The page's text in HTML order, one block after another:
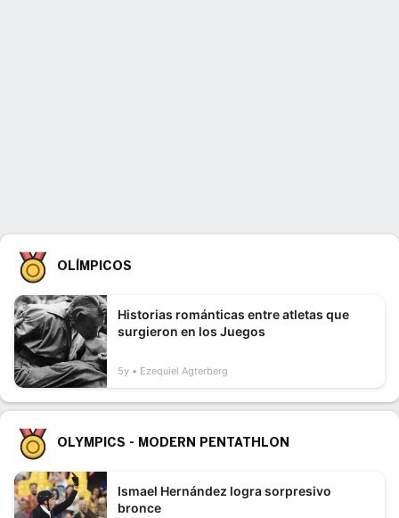
OLÍMPICOS
Historias románticas entre atletas que
surgieron en los Juegos
5y Ezequiel Agterberg
OLYMPICS - MODERN PENTATHLON
Ismael Hernández logra sorpresivo
bronce